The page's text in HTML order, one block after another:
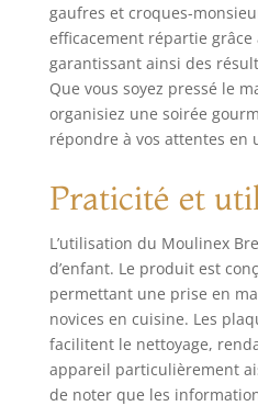
gaufres et croques-
efficacement répartie grâce
garantissant ainsi des
Que vous soyez pressé le
organisiez une soirée
répondre à vos attentes en
Praticité et
L’utilisation du Moulinex
d’enfant. Le produit est
permettant une prise en
novices en cuisine. Les
facilitent le nettoyage,
appareil particulièrement
de noter que les